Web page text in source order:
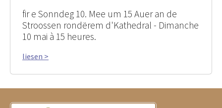
fir e Sonndeg 10. Mee um 15 Auer an de
Stroossen rondërem d'Kathedral - Dimanche
10 mai à 15 heures.
liesen >